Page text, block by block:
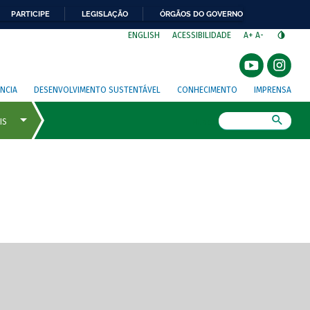
PARTICIPE LEGISLAÇÃO ÓRGÃOS DO GOVERNO
ENGLISH ACESSIBILIDADE A+ A-
DESENVOLVIMENTO SUSTENTÁVEL CONHECIMENTO IMPRENSA
de tela